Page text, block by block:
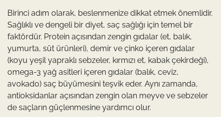
Birinci adım olarak, beslenmenize dikkat etmek önemlidir.
Sağlıklı ve dengeli bir diyet, saç sağlığı için temel bir
faktördür. Protein açısından zengin gıdalar (et, balık,
yumurta, süt ürünleri), demir ve çinko içeren gıdalar
(koyu yeşil yapraklı sebzeler, kırmızı et, kabak çekirdeği),
omega-3 yağ asitleri içeren gıdalar (balık, ceviz,
avokado) saç büyümesini teşvik eder. Aynı zamanda,
antioksidanlar açısından zengin olan meyve ve sebzeler
de saçların güçlenmesine yardımcı olur.